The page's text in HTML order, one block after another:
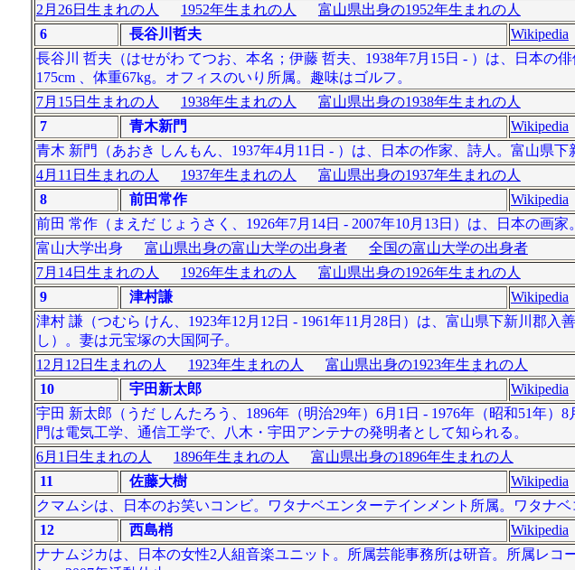
2月26日生まれの人
1952年生まれの人
富山県出身の1952年生まれの人
6
長谷川哲夫
Wikipedia
長谷川 哲夫（はせがわ てつお、本名；伊藤 哲夫、1938年7月15日 - ）は、日本の
175cm 、体重67kg。オフィスのいり所属。趣味はゴルフ。
7月15日生まれの人
1938年生まれの人
富山県出身の1938年生まれの人
7
青木新門
Wikipedia
青木 新門（あおき しんもん、1937年4月11日 - ）は、日本の作家、詩人。富山県
4月11日生まれの人
1937年生まれの人
富山県出身の1937年生まれの人
8
前田常作
Wikipedia
前田 常作（まえだ じょうさく、1926年7月14日 - 2007年10月13日）は、日本の画家。
富山大学出身 富山県出身の富山大学の出身者
全国の富山大学の出身者
7月14日生まれの人
1926年生まれの人
富山県出身の1926年生まれの人
9
津村謙
Wikipedia
津村 謙（つむら けん、1923年12月12日 - 1961年11月28日）は、富山県下新川郡
し）。妻は元宝塚の大国阿子。
12月12日生まれの人
1923年生まれの人
富山県出身の1923年生まれの人
10
宇田新太郎
Wikipedia
宇田 新太郎（うだ しんたろう、1896年（明治29年）6月1日 - 1976年（昭和51年
門は電気工学、通信工学で、八木・宇田アンテナの発明者として知られる。
6月1日生まれの人
1896年生まれの人
富山県出身の1896年生まれの人
11
佐藤大樹
Wikipedia
クマムシは、日本のお笑いコンビ。ワタナベエンターテインメント所属。ワタナベ
12
西島梢
Wikipedia
ナナムジカは、日本の女性2人組音楽ユニット。所属芸能事務所は研音。所属レ